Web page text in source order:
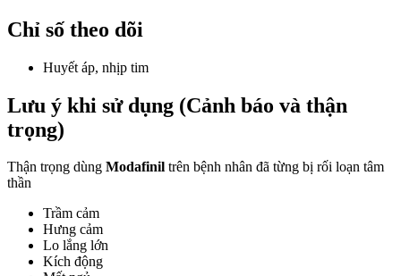
Chỉ số theo dõi
Huyết áp, nhịp tim
Lưu ý khi sử dụng (Cảnh báo và thận
trọng)
Thận trọng dùng Modafinil trên bệnh nhân đã từng bị rối loạn tâm
thần
Trầm cảm
Hưng cảm
Lo lắng lớn
Kích động